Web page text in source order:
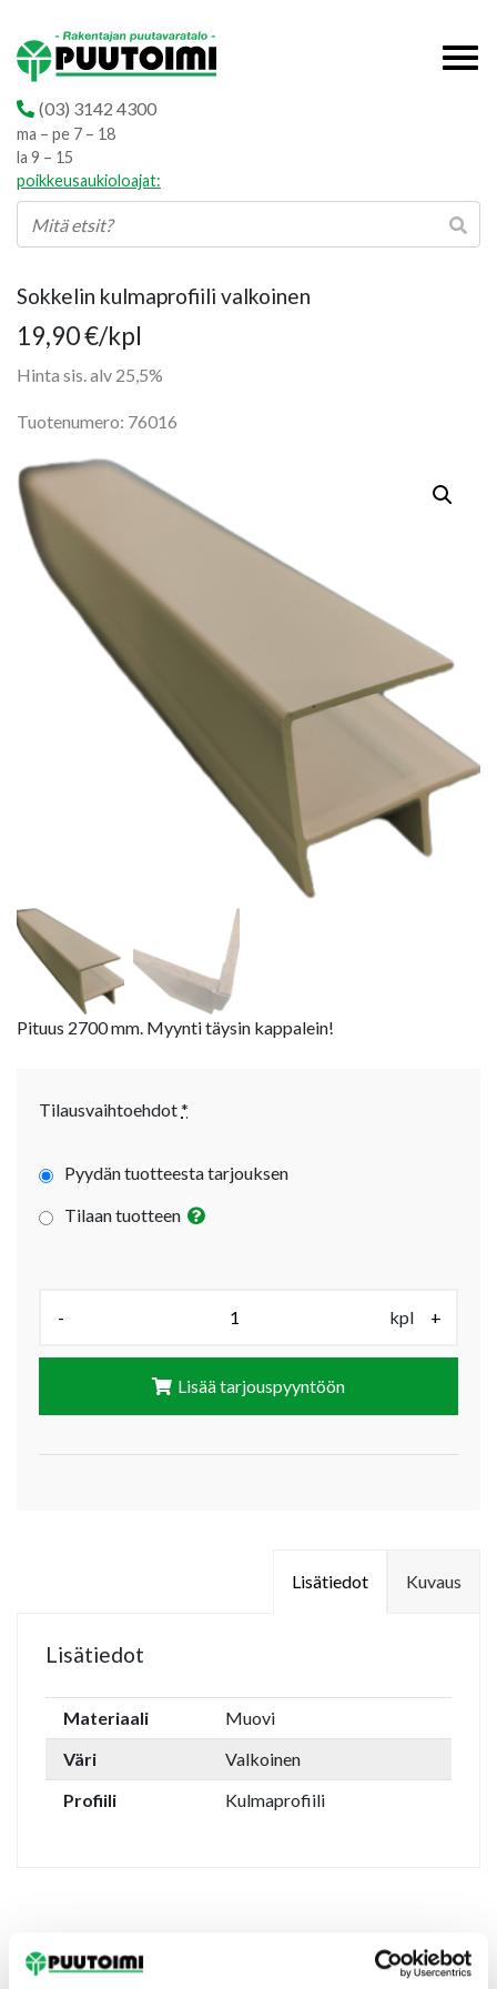
(03) 3142 4300
ma – pe 7 – 18
la 9 – 15
poikkeusaukioloajat:
Sokkelin kulmaprofiili valkoinen
19,90€/kpl
Hinta sis. alv 25,5%
Tuotenumero: 76016
Pituus 2700 mm. Myynti täysin kappalein!
Tilausvaihtoehdot*
Pyydän tuotteesta tarjouksen
Tilaan tuotteen
- kpl +
Lisää tarjouspyyntöön
Kuvaus
Lisätiedot
Lisätiedot
Materiaali
Muovi
Väri
Valkoinen
Profiili
Kulmaprofiili
Tutustu myös